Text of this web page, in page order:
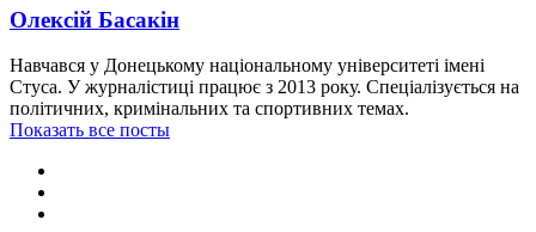
Олексій Басакін
Навчався у Донецькому національному університеті імені
Стуса. У журналістиці працює з 2013 року. Спеціалізується на
політичних, кримінальних та спортивних темах.
Показать все посты